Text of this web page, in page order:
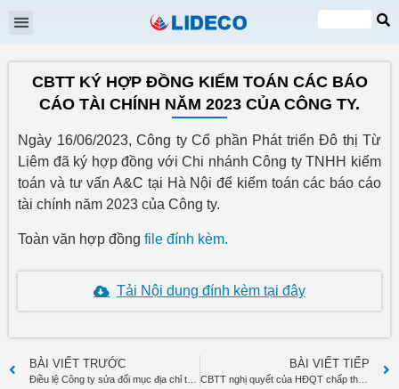
VI
EN
CBTT KÝ HỢP ĐỒNG KIỂM TOÁN CÁC BÁO
CÁO TÀI CHÍNH NĂM 2023 CỦA CÔNG TY.
Ngày 16/06/2023, Công ty Cổ phần Phát triển Đô thị Từ
Liêm đã ký hợp đồng với Chi nhánh Công ty TNHH kiểm
toán và tư vấn A&C tại Hà Nội để kiểm toán các báo cáo
tài chính năm 2023 của Công ty.
Toàn văn hợp đồng file đính kèm.
Tải Nội dung đính kèm tại đây
BÀI VIẾT TRƯỚC BÀI VIẾT TIẾP
CBTT nghị quyết của HĐQT chấp thuận giao dịch với bên liên quan